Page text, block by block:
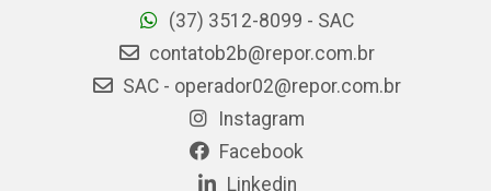
(37) 3512-8099 - SAC
contatob2b@repor.com.br
SAC - operador02@repor.com.br
Instagram
Facebook
Linkedin